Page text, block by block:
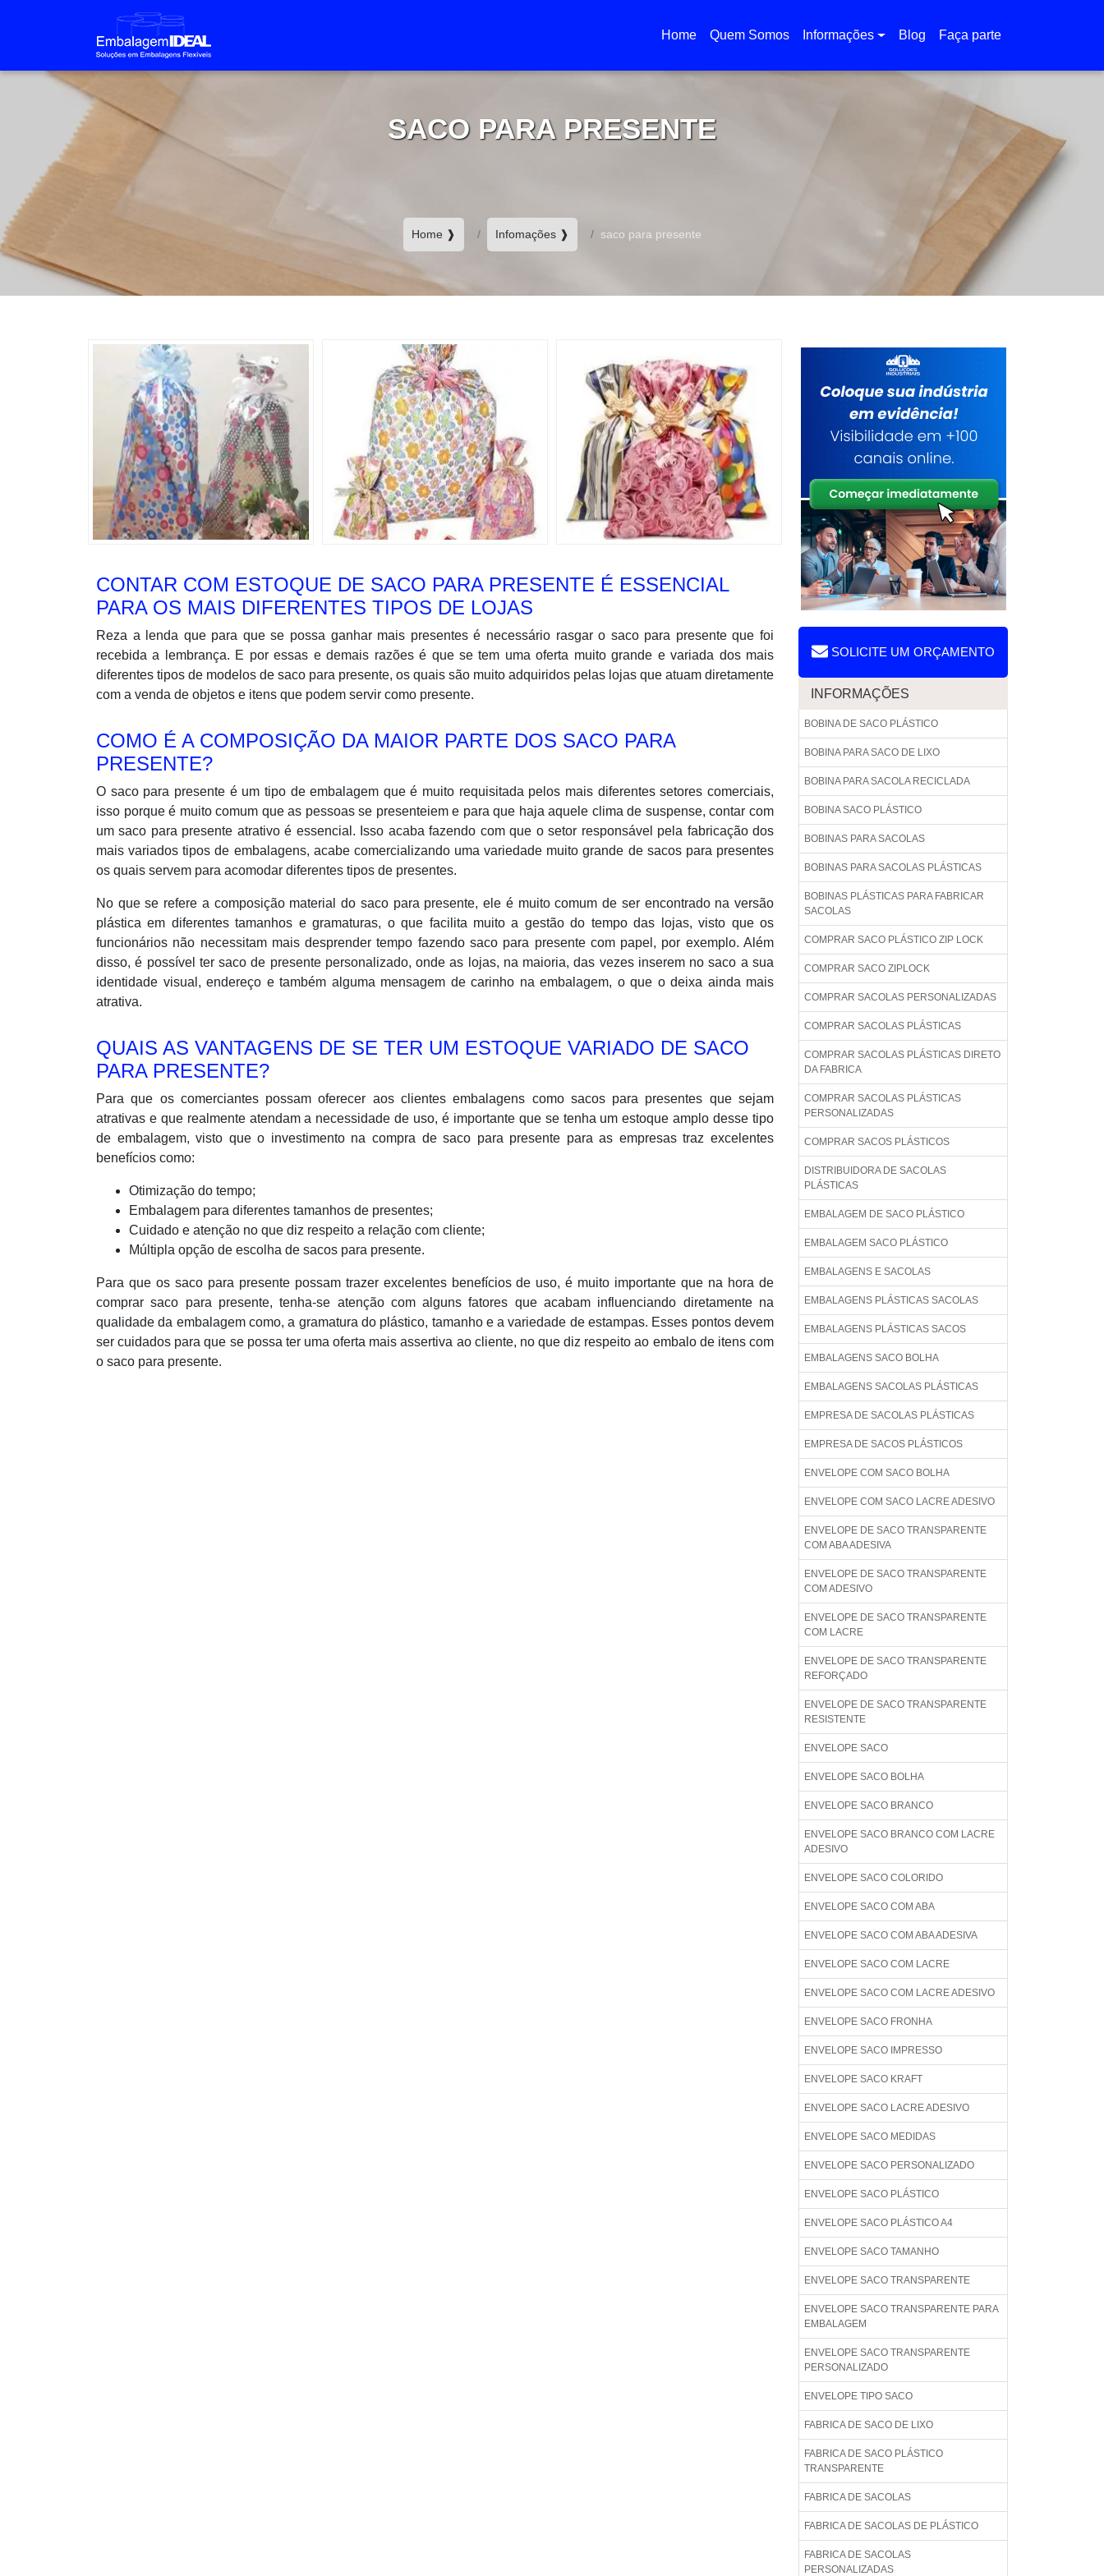
Home
(current)
Quem Somos Informações Blog Faça parte
SACO PARA PRESENTE
Home ❱ Infomações ❱ saco para presente
CONTAR COM ESTOQUE DE SACO PARA PRESENTE É ESSENCIAL
PARA OS MAIS DIFERENTES TIPOS DE LOJAS
Reza a lenda que para que se possa ganhar mais presentes é necessário rasgar o saco para presente que foi
recebida a lembrança. E por essas e demais razões é que se tem uma oferta muito grande e variada dos mais
diferentes tipos de modelos de saco para presente, os quais são muito adquiridos pelas lojas que atuam diretamente
com a venda de objetos e itens que podem servir como presente.
COMO É A COMPOSIÇÃO DA MAIOR PARTE DOS SACO PARA
PRESENTE?
O saco para presente é um tipo de embalagem que é muito requisitada pelos mais diferentes setores comerciais,
isso porque é muito comum que as pessoas se presenteiem e para que haja aquele clima de suspense, contar com
um saco para presente atrativo é essencial. Isso acaba fazendo com que o setor responsável pela fabricação dos
mais variados tipos de embalagens, acabe comercializando uma variedade muito grande de sacos para presentes
os quais servem para acomodar diferentes tipos de presentes.
No que se refere a composição material do saco para presente, ele é muito comum de ser encontrado na versão
plástica em diferentes tamanhos e gramaturas, o que facilita muito a gestão do tempo das lojas, visto que os
funcionários não necessitam mais desprender tempo fazendo saco para presente com papel, por exemplo. Além
disso, é possível ter saco de presente personalizado, onde as lojas, na maioria, das vezes inserem no saco a sua
identidade visual, endereço e também alguma mensagem de carinho na embalagem, o que o deixa ainda mais
atrativa.
QUAIS AS VANTAGENS DE SE TER UM ESTOQUE VARIADO DE SACO
PARA PRESENTE?
Para que os comerciantes possam oferecer aos clientes embalagens como sacos para presentes que sejam
atrativas e que realmente atendam a necessidade de uso, é importante que se tenha um estoque amplo desse tipo
de embalagem, visto que o investimento na compra de saco para presente para as empresas traz excelentes
benefícios como:
Otimização do tempo;
Embalagem para diferentes tamanhos de presentes;
Cuidado e atenção no que diz respeito a relação com cliente;
Múltipla opção de escolha de sacos para presente.
Para que os saco para presente possam trazer excelentes benefícios de uso, é muito importante que na hora de
comprar saco para presente, tenha-se atenção com alguns fatores que acabam influenciando diretamente na
qualidade da embalagem como, a gramatura do plástico, tamanho e a variedade de estampas. Esses pontos devem
ser cuidados para que se possa ter uma oferta mais assertiva ao cliente, no que diz respeito ao embalo de itens com
o saco para presente.
SOLICITE UM ORÇAMENTO
INFORMAÇÕES
BOBINA DE SACO PLÁSTICO
BOBINA PARA SACO DE LIXO
BOBINA PARA SACOLA RECICLADA
BOBINA SACO PLÁSTICO
BOBINAS PARA SACOLAS
BOBINAS PARA SACOLAS PLÁSTICAS
BOBINAS PLÁSTICAS PARA FABRICAR
SACOLAS
COMPRAR SACO PLÁSTICO ZIP LOCK
COMPRAR SACO ZIPLOCK
COMPRAR SACOLAS PERSONALIZADAS
COMPRAR SACOLAS PLÁSTICAS
COMPRAR SACOLAS PLÁSTICAS DIRETO
DA FABRICA
COMPRAR SACOLAS PLÁSTICAS
PERSONALIZADAS
COMPRAR SACOS PLÁSTICOS
DISTRIBUIDORA DE SACOLAS
PLÁSTICAS
EMBALAGEM DE SACO PLÁSTICO
EMBALAGEM SACO PLÁSTICO
EMBALAGENS E SACOLAS
EMBALAGENS PLÁSTICAS SACOLAS
EMBALAGENS PLÁSTICAS SACOS
EMBALAGENS SACO BOLHA
EMBALAGENS SACOLAS PLÁSTICAS
EMPRESA DE SACOLAS PLÁSTICAS
EMPRESA DE SACOS PLÁSTICOS
ENVELOPE COM SACO BOLHA
ENVELOPE COM SACO LACRE ADESIVO
ENVELOPE DE SACO TRANSPARENTE
COM ABA ADESIVA
ENVELOPE DE SACO TRANSPARENTE
COM ADESIVO
ENVELOPE DE SACO TRANSPARENTE
COM LACRE
ENVELOPE DE SACO TRANSPARENTE
REFORÇADO
ENVELOPE DE SACO TRANSPARENTE
RESISTENTE
ENVELOPE SACO
ENVELOPE SACO BOLHA
ENVELOPE SACO BRANCO
ENVELOPE SACO BRANCO COM LACRE
ADESIVO
ENVELOPE SACO COLORIDO
ENVELOPE SACO COM ABA
ENVELOPE SACO COM ABA ADESIVA
ENVELOPE SACO COM LACRE
ENVELOPE SACO COM LACRE ADESIVO
ENVELOPE SACO FRONHA
ENVELOPE SACO IMPRESSO
ENVELOPE SACO KRAFT
ENVELOPE SACO LACRE ADESIVO
ENVELOPE SACO MEDIDAS
ENVELOPE SACO PERSONALIZADO
ENVELOPE SACO PLÁSTICO
ENVELOPE SACO PLÁSTICO A4
ENVELOPE SACO TAMANHO
ENVELOPE SACO TRANSPARENTE
ENVELOPE SACO TRANSPARENTE PARA
EMBALAGEM
ENVELOPE SACO TRANSPARENTE
PERSONALIZADO
ENVELOPE TIPO SACO
FABRICA DE SACO DE LIXO
FABRICA DE SACO PLÁSTICO
TRANSPARENTE
FABRICA DE SACOLAS
FABRICA DE SACOLAS DE PLÁSTICO
FABRICA DE SACOLAS
PERSONALIZADAS